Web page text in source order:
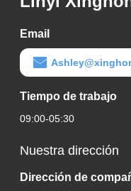
Email
Tiempo de trabajo
09:00-05:30
Nuestra dirección
Dirección de